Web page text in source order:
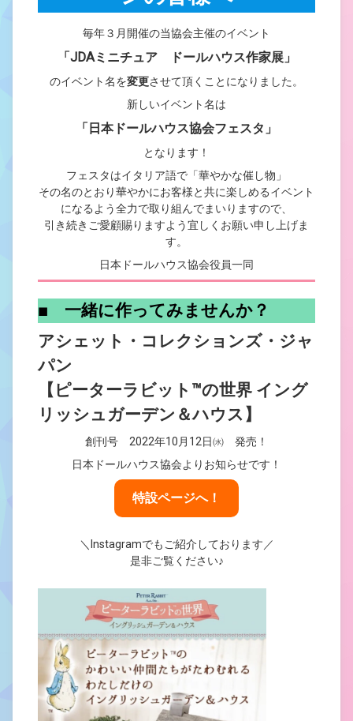
毎年３月開催の当協会主催のイベント
「JDAミニチュア ドールハウス作家展」
のイベント名を変更させて頂くことになりました。
新しいイベント名は
「日本ドールハウス協会フェスタ」
となります！
フェスタはイタリア語で「華やかな催し物」
その名のとおり華やかにお客様と共に楽しめるイベント
になるよう全力で取り組んでまいりますので、
引き続きご愛顧賜りますよう宜しくお願い申し上げま
す。
日本ドールハウス協会役員一同
■ 一緒に作ってみませんか？
アシェット・コレクションズ・ジャ
パン
【ピーターラビット™の世界 イング
リッシュガーデン＆ハウス】
創刊号 2022年10月12日㈬ 発売！
日本ドールハウス協会よりお知らせです！
特設ページへ！
＼Instagramでもご紹介しております／
是非ご覧ください♪